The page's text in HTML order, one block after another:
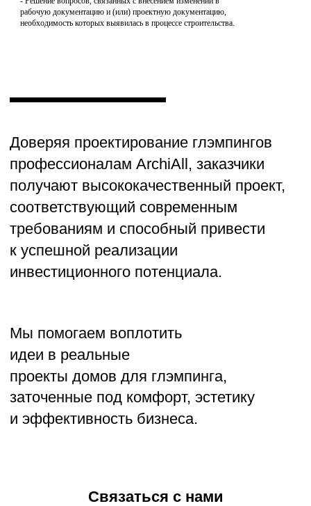
рабочую документацию и (или) проектную документацию,
необходимость которых выявилась в процессе строительства.
Связаться с нами